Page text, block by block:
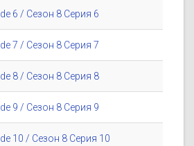
6 / Сезон 8 Серия 6
7 / Сезон 8 Серия 7
8 / Сезон 8 Серия 8
9 / Сезон 8 Серия 9
10 / Сезон 8 Серия 10